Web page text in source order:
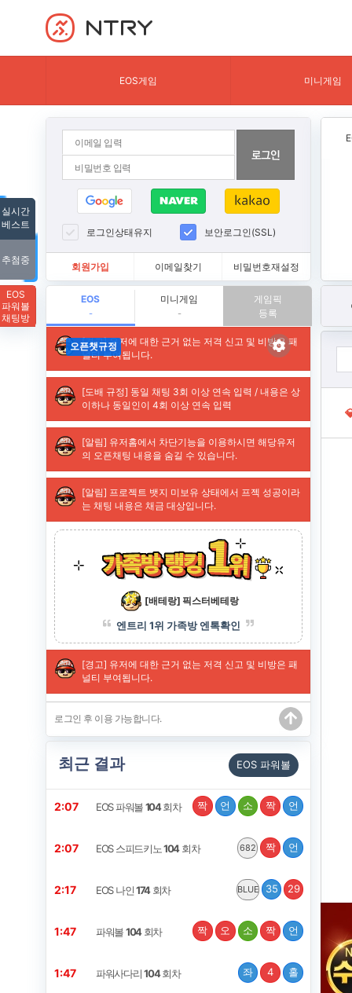
NTRY
EOS게임 미니게임
로그인상태유지 보안로그인(SSL)
회원가입 이메일찾기 비밀번호재설정
EOS
-
미니게임
-
게임픽
등록
최근 결과 EOS 파워볼
2:06 EOS 파워볼104회차 짝 언 소 짝 언
2:06 EOS 스피드키노104회차 682 짝 언
2:16 EOS 나인174회차 BLUE 35 29
1:46 파워볼104회차 짝 오 소 짝 언
1:46 파워사다리104회차 좌 4 홀
실시간
베스트
추첨중
EOS
파워볼
채팅방